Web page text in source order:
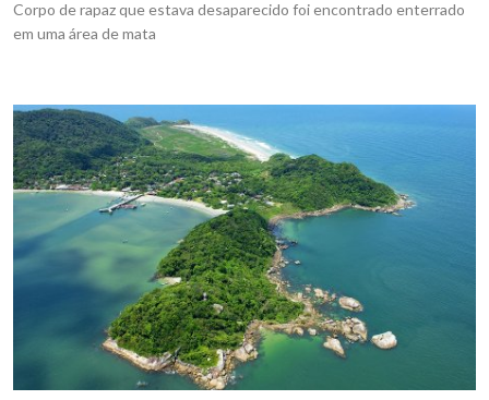
Corpo de rapaz que estava desaparecido foi encontrado enterrado
em uma área de mata